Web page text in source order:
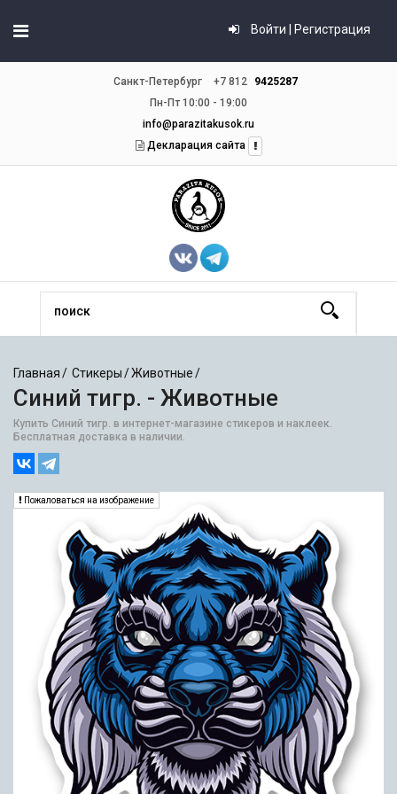
Войти | Регистрация
Санкт-Петербург +7 812
9425287
Пн-Пт 10:00 - 19:00
info@parazitakusok.ru
Декларация сайта
Главная Стикеры Животные
Синий тигр. - Животные
Купить Синий тигр. в интернет-магазине стикеров и наклеек.
Бесплатная доставка в наличии.
Пожаловаться на изображение